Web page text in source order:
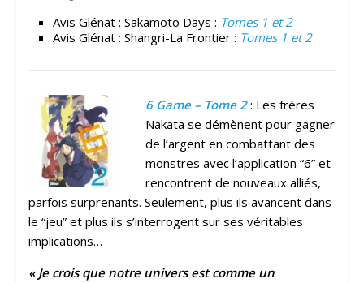
Avis Glénat : Sakamoto Days : Tomes 1 et 2
Avis Glénat : Shangri-La Frontier : Tomes 1 et 2
6 Game – Tome 2: Les frères
Nakata se démènent pour gagner
de l’argent en combattant des
monstres avec l’application “6” et
rencontrent de nouveaux alliés,
parfois surprenants. Seulement, plus ils avancent dans
le “jeu” et plus ils s’interrogent sur ses véritables
implications…
« Je crois que notre univers est comme un